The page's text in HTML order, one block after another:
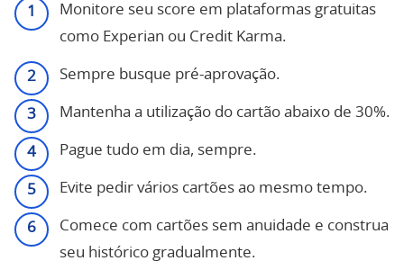
Monitore seu score em plataformas gratuitas
como Experian ou Credit Karma.
Sempre busque pré-aprovação.
Mantenha a utilização do cartão abaixo de 30%.
Pague tudo em dia, sempre.
Evite pedir vários cartões ao mesmo tempo.
Comece com cartões sem anuidade e construa
seu histórico gradualmente.